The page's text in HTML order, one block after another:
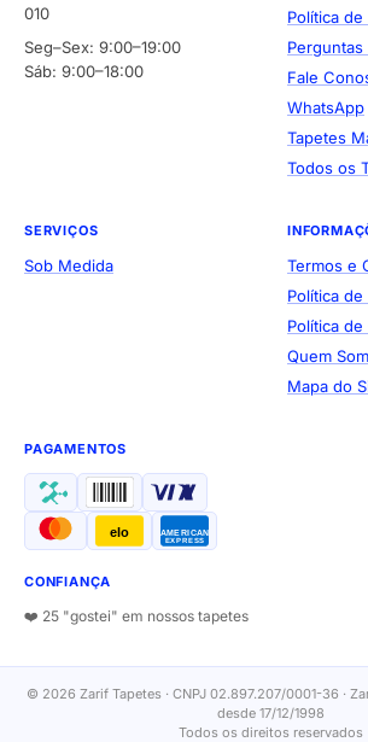
010
Seg–Sex: 9:00–19:00
Sáb: 9:00–18:00
Política de
Fale
WhatsApp
Tapetes
Todos os
SERVIÇOS
Sob Medida
Termos e
Política de
Política
Quem
Mapa do
PAGAMENTOS
elo AMERICAN
EXPRESS
CONFIANÇA
❤️ 25 "gostei" em nossos tapetes
© 2026 Zarif Tapetes · CNPJ 02.897.207/0001-36 ·
desde 17/12/1998
Todos os direitos reservados